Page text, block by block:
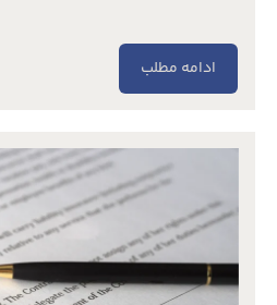
ادامه مطلب